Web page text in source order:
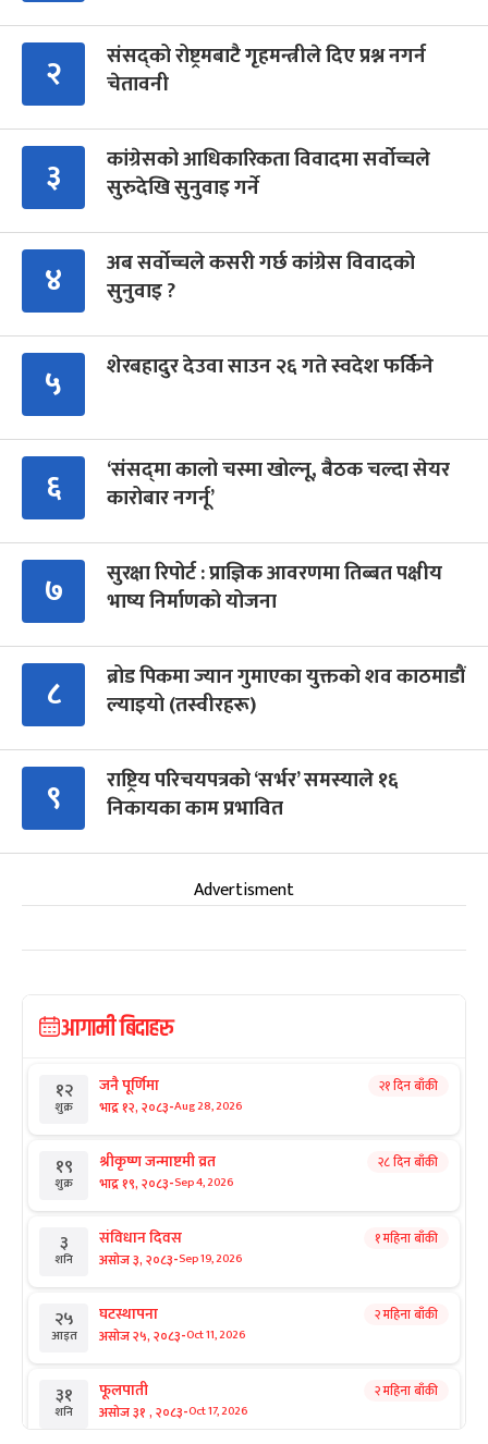
२
संसद्को रोष्ट्रमबाटै गृहमन्त्रीले दिए प्रश्न नगर्न
चेतावनी
३
कांग्रेसको आधिकारिकता विवादमा सर्वोच्चले
सुरुदेखि सुनुवाइ गर्ने
४
अब सर्वोच्चले कसरी गर्छ कांग्रेस विवादको
सुनुवाइ ?
५ शेरबहादुर देउवा साउन २६ गते स्वदेश फर्किने
६
‘संसद्‍मा कालो चस्मा खोल्नू, बैठक चल्दा सेयर
कारोबार नगर्नू’
७
सुरक्षा रिपोर्ट : प्राज्ञिक आवरणमा तिब्बत पक्षीय
भाष्य निर्माणको योजना
८
ब्रोड पिकमा ज्यान गुमाएका युक्तको शव काठमाडौं
ल्याइयो (तस्वीरहरू)
९
राष्ट्रिय परिचयपत्रको ‘सर्भर’ समस्याले १६
निकायका काम प्रभावित
Advertisment
आगामी बिदाहरु
१२
शुक्र
जनै पूर्णिमा
भाद्र १२, २०८३-Aug 28, 2026
२१ दिन बाँकी
१९
शुक्र
श्रीकृष्ण जन्माष्टमी व्रत
भाद्र १९, २०८३-Sep 4, 2026
२८ दिन बाँकी
३
शनि
संविधान दिवस
असोज ३, २०८३-Sep 19, 2026
१ महिना बाँकी
२५
आइत
घटस्थापना
असोज २५, २०८३-Oct 11, 2026
२ महिना बाँकी
३१
शनि
फूलपाती
असोज ३१ , २०८३-Oct 17, 2026
२ महिना बाँकी